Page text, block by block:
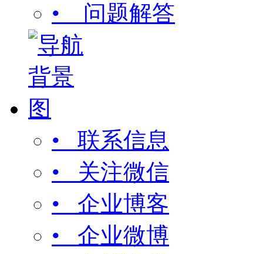
• 问题解答
• 联系信息
• 关注微信
• 企业博客
• 企业微博